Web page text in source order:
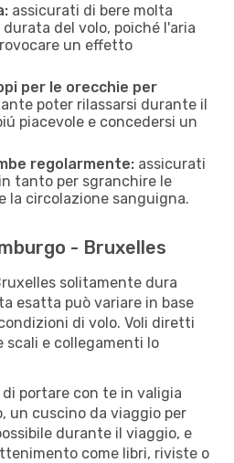
assicurati di bere molta
del volo, poiché l'aria
un effetto
per le orecchie per
poter rilassarsi durante il
piacevole e concedersi un
regolarmente: assicurati
tanto per sgranchire le
la circolazione sanguigna.
- Bruxelles
solitamente dura
esatta può variare in base
di volo. Voli diretti
scali e collegamenti lo
portare con te in valigia
un cuscino da viaggio per
durante il viaggio, e
come libri, riviste o